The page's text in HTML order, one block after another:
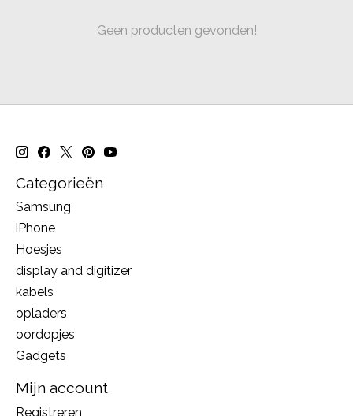
Geen producten gevonden!
Categorieën
Samsung
iPhone
Hoesjes
display and digitizer
kabels
opladers
oordopjes
Gadgets
Mijn account
Registreren